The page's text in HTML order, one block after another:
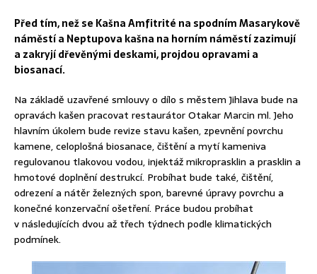
Před tím, než se Kašna Amfitrité na spodním Masarykově
náměstí a Neptupova kašna na horním náměstí zazimují
a zakryjí dřevěnými deskami, projdou opravami a
biosanací.
Na základě uzavřené smlouvy o dílo s městem Jihlava bude na
opravách kašen pracovat restaurátor Otakar Marcin ml. Jeho
hlavním úkolem bude revize stavu kašen, zpevnění povrchu
kamene, celoplošná biosanace, čištění a mytí kameniva
regulovanou tlakovou vodou, injektáž mikroprasklin a prasklin a
hmotové doplnění destrukcí. Probíhat bude také, čištění,
odrezení a nátěr železných spon, barevné úpravy povrchu a
konečné konzervační ošetření. Práce budou probíhat
v následujících dvou až třech týdnech podle klimatických
podmínek.